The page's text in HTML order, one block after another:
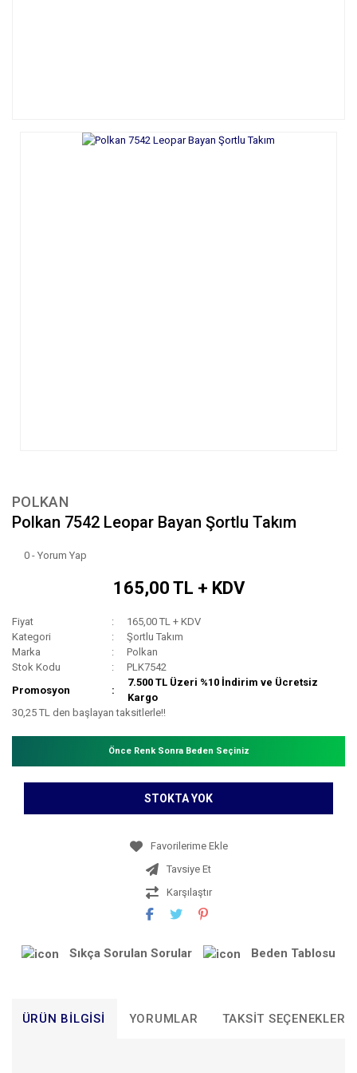
POLKAN
Polkan 7542 Leopar Bayan Şortlu Takım
0 - Yorum Yap
165,00 TL + KDV
Fiyat
165,00 TL + KDV
Kategori
Şortlu Takım
Marka
Polkan
Stok Kodu
PLK7542
Promosyon
7.500 TL Üzeri %10 İndirim ve Ücretsiz
Kargo
30,25 TL den başlayan taksitlerle!!
Önce Renk Sonra Beden Seçiniz
STOKTA YOK
Tavsiye Et
Karşılaştır
Sıkça Sorulan Sorular Beden Tablosu
ÜRÜN BILGISI YORUMLAR TAKSIT SEÇENEKLERI